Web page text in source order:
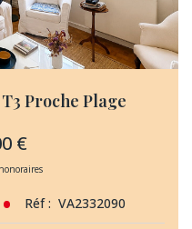
Proche Plage
€
Réf : VA2332090